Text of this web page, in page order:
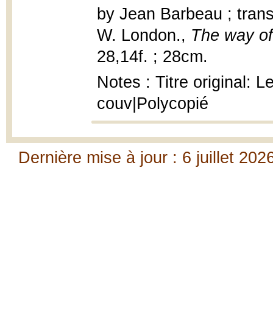
by Jean Barbeau ;
W. London., The way
28,14f. ; 28cm.
Notes : Titre original:
couv|Polycopié
Dernière mise à jour : 6 juillet